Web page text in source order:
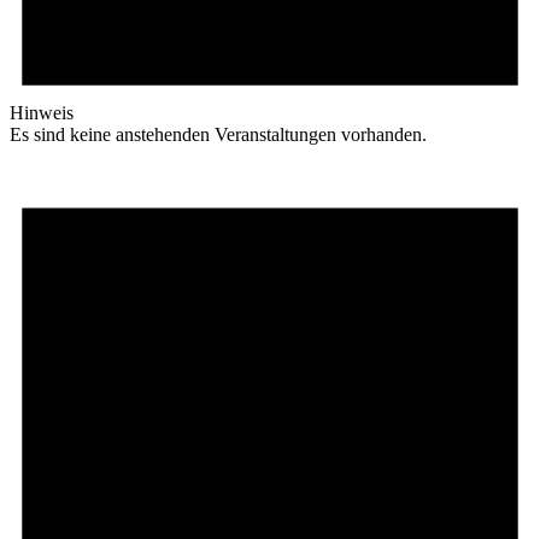
Hinweis
Es sind keine anstehenden Veranstaltungen vorhanden.